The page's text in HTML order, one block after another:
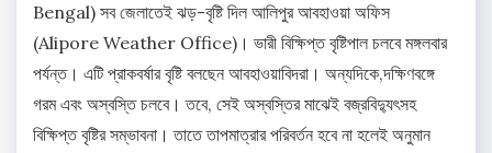
Bengal) সব জেলাতেই ঝড়-বৃষ্টি দিল আলিপুর আবহাওয়া অফিস
(Alipore Weather Office)। ভারী বিক্ষিপ্ত বৃষ্টিপাল চলবে মঙ্গলবার
পর্যন্ত। এটি প্রাকবর্ষার বৃষ্টি বলছেন আবহাওয়াবিদরা। অন্যদিকে,দক্ষিণবঙ্গে
গরম এবং অস্বস্তি চলবে। তবে, সেই অস্বস্তির মাঝেই বজ্রবিদ্যুৎসহ
বিক্ষিপ্ত বৃষ্টির সম্ভাবনা। তাতে তাপমাত্রার পরিবর্তন হবে না হলেই অনুমান